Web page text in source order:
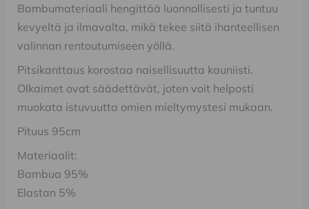
Bambumateriaali hengittää luonnollisesti ja tuntuu
kevyeltä ja ilmavalta, mikä tekee siitä ihanteellisen
valinnan rentoutumiseen yöllä.
Pitsikanttaus korostaa naisellisuutta kauniisti.
Olkaimet ovat säädettävät, joten voit helposti
muokata istuvuutta omien mieltymystesi mukaan.
Pituus 95cm
Materiaalit:
Bambua 95%
Elastan 5%